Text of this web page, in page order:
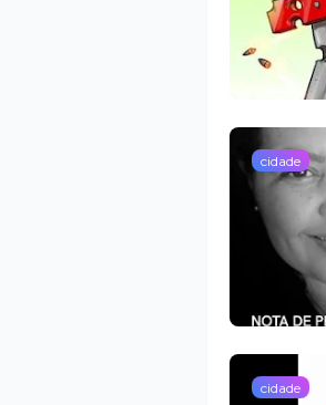
cidade
cidade